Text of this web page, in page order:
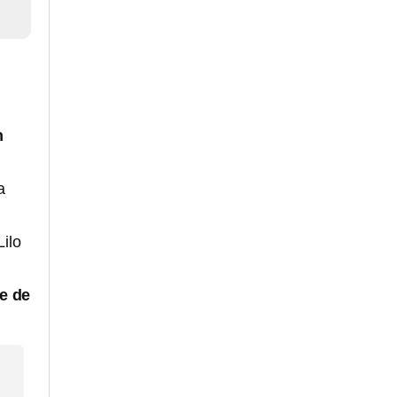
de